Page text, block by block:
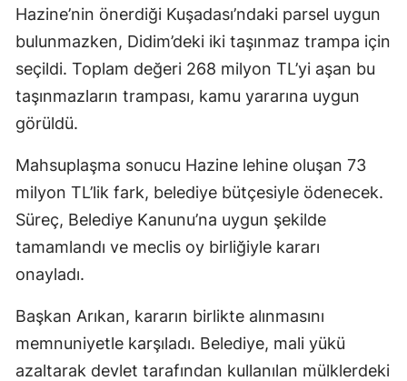
Hazine’nin önerdiği Kuşadası’ndaki parsel uygun
bulunmazken, Didim’deki iki taşınmaz trampa için
seçildi. Toplam değeri 268 milyon TL’yi aşan bu
taşınmazların trampası, kamu yararına uygun
görüldü.
Mahsuplaşma sonucu Hazine lehine oluşan 73
milyon TL’lik fark, belediye bütçesiyle ödenecek.
Süreç, Belediye Kanunu’na uygun şekilde
tamamlandı ve meclis oy birliğiyle kararı
onayladı.
Başkan Arıkan, kararın birlikte alınmasını
memnuniyetle karşıladı. Belediye, mali yükü
azaltarak devlet tarafından kullanılan mülklerdeki